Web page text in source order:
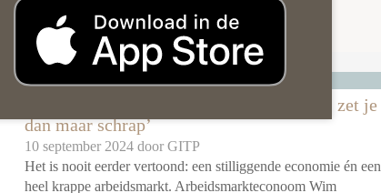
‘Als je dit een krappe arbeidsmarkt vindt, zet je
dan maar schrap’
10 september 2024 door GITP
Het is nooit eerder vertoond: een stilliggende economie én een
heel krappe arbeidsmarkt. Arbeidsmarkteconoom Wim